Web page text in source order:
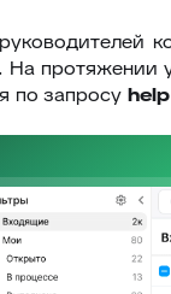
На
по запросу